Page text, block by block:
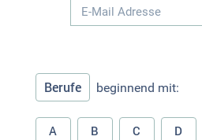
Berufe beginnend mit:
A B C D